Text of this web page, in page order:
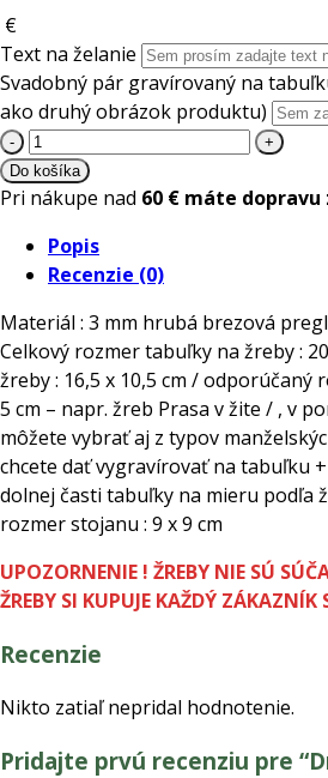
€
Text na želanie
Svadobný pár gravírovaný na
ako druhý obrázok produktu)
množstvo
Drevená
svadobná
na
žreby
Blahoželáme
+
stojan
Do košíka
Pri nákupe nad 60 € máte
Popis
Recenzie (0)
Materiál : 3 mm hrubá brezová
Celkový rozmer tabuľky na žreby :
žreby : 16,5 x 10,5 cm / odporúčaný
5 cm – napr. žreb Prasa v žite / , v
môžete vybrať aj z typov
chcete dať vygravírovať na tabuľku
dolnej časti tabuľky na mieru podľa
rozmer stojanu : 9 x 9 cm
UPOZORNENIE ! ŽREBY NIE SÚ
ŽREBY SI KUPUJE KAŽDÝ ZÁKAZNÍK
Recenzie
Nikto zatiaľ nepridal hodnotenie.
Pridajte prvú recenziu pre